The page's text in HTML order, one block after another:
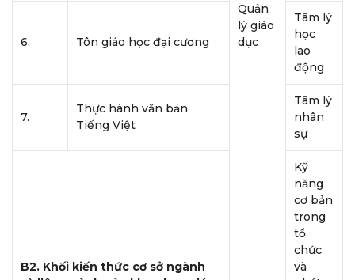
Quản
lý giáo
dục
6. Tôn giáo học đại cương
Tâm lý
học
lao
động
7.
Thực hành văn bản
Tiếng Việt
Tâm lý
nhân
sự
B2. Khối kiến thức cơ sở ngành
Kỹ
năng
cơ bản
trong
tổ
chức
và